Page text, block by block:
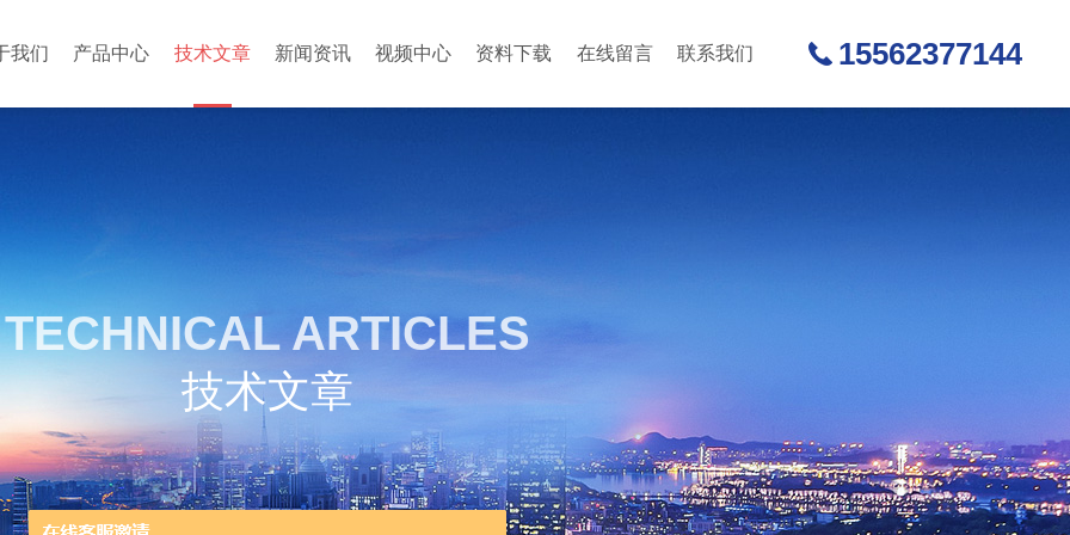
我们 产品中心 技术文章 新闻资讯 视频中心 资料下载 在线留言 联系我们 15562377144
TECHNICAL ARTICLES
技术文章